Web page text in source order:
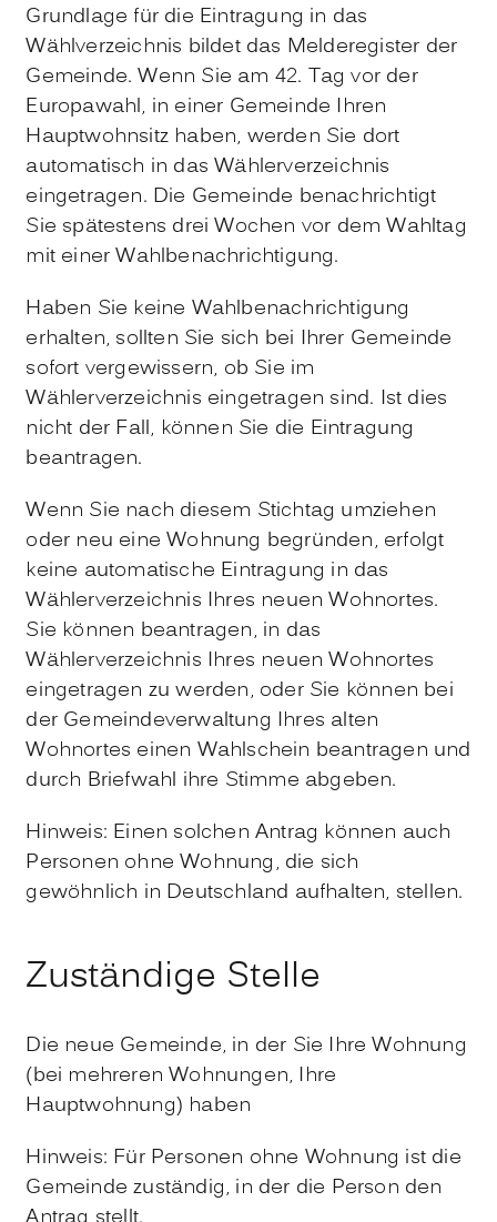
Grundlage für die Eintragung in das
Wählverzeichnis bildet das Melderegister der
Gemeinde. Wenn Sie am 42. Tag vor der
Europawahl, in einer Gemeinde Ihren
Hauptwohnsitz haben, werden Sie dort
automatisch in das Wählerverzeichnis
eingetragen. Die Gemeinde benachrichtigt
Sie spätestens drei Wochen vor dem Wahltag
mit einer Wahlbenachrichtigung.
Haben Sie keine Wahlbenachrichtigung
erhalten, sollten Sie sich bei Ihrer Gemeinde
sofort vergewissern, ob Sie im
Wählerverzeichnis eingetragen sind. Ist dies
nicht der Fall, können Sie die Eintragung
beantragen.
Wenn Sie nach diesem Stichtag umziehen
oder neu eine Wohnung begründen, erfolgt
keine automatische Eintragung in das
Wählerverzeichnis Ihres neuen Wohnortes.
Sie können beantragen, in das
Wählerverzeichnis Ihres neuen Wohnortes
eingetragen zu werden, oder Sie können bei
der Gemeindeverwaltung Ihres alten
Wohnortes einen Wahlschein beantragen und
durch Briefwahl ihre Stimme abgeben.
Hinweis: Einen solchen Antrag können auch
Personen ohne Wohnung, die sich
gewöhnlich in Deutschland aufhalten, stellen.
Zuständige Stelle
Die neue Gemeinde, in der Sie Ihre Wohnung
(bei mehreren Wohnungen, Ihre
Hauptwohnung) haben
Hinweis: Für Personen ohne Wohnung ist die
Gemeinde zuständig, in der die Person den